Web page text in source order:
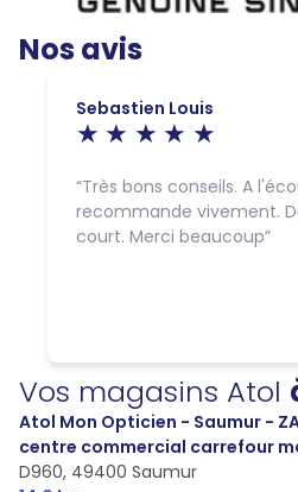
Nos avis
Sebastien Louis
Très bons conseils. A
recommande vivement.
court. Merci beaucoup
Vos magasins Atol
Atol Mon Opticien - Saumur -
centre commercial carrefour
D960, 49400 Saumur